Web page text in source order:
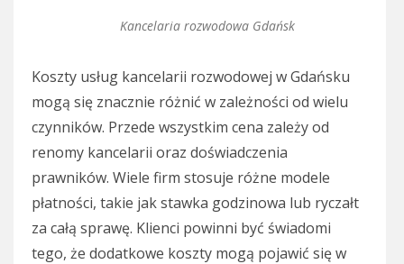
Kancelaria rozwodowa Gdańsk
Koszty usług kancelarii rozwodowej w Gdańsku
mogą się znacznie różnić w zależności od wielu
czynników. Przede wszystkim cena zależy od
renomy kancelarii oraz doświadczenia
prawników. Wiele firm stosuje różne modele
płatności, takie jak stawka godzinowa lub ryczałt
za całą sprawę. Klienci powinni być świadomi
tego, że dodatkowe koszty mogą pojawić się w